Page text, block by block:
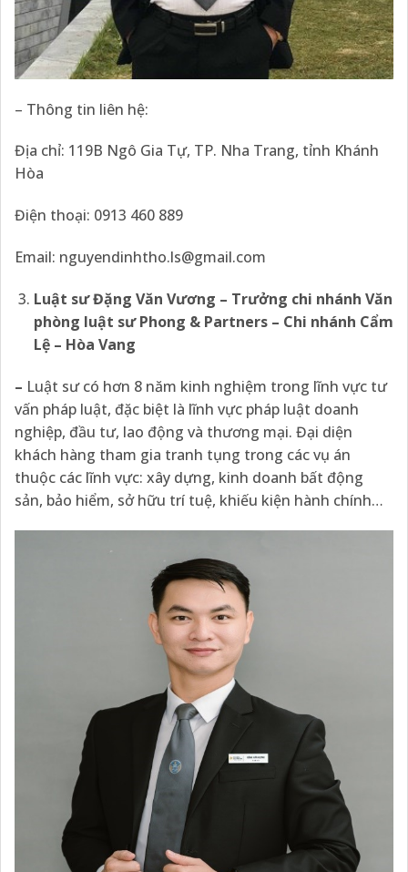
– Thông tin liên hệ:
Địa chỉ: 119B Ngô Gia Tự, TP. Nha Trang, tỉnh Khánh
Hòa
Điện thoại: 0913 460 889
Email: nguyendinhtho.ls@gmail.com
Luật sư Đặng Văn Vương – Trưởng chi nhánh Văn
phòng luật sư Phong & Partners – Chi nhánh Cẩm
Lệ– Hòa Vang
– Luật sư có hơn 8 năm kinh nghiệm trong lĩnh vực tư
vấn pháp luật, đặc biệt là lĩnh vực pháp luật doanh
nghiệp, đầu tư, lao động và thương mại. Đại diện
khách hàng tham gia tranh tụng trong các vụ án
thuộc các lĩnh vực: xây dựng, kinh doanh bất động
sản, bảo hiểm, sở hữu trí tuệ, khiếu kiện hành chính…